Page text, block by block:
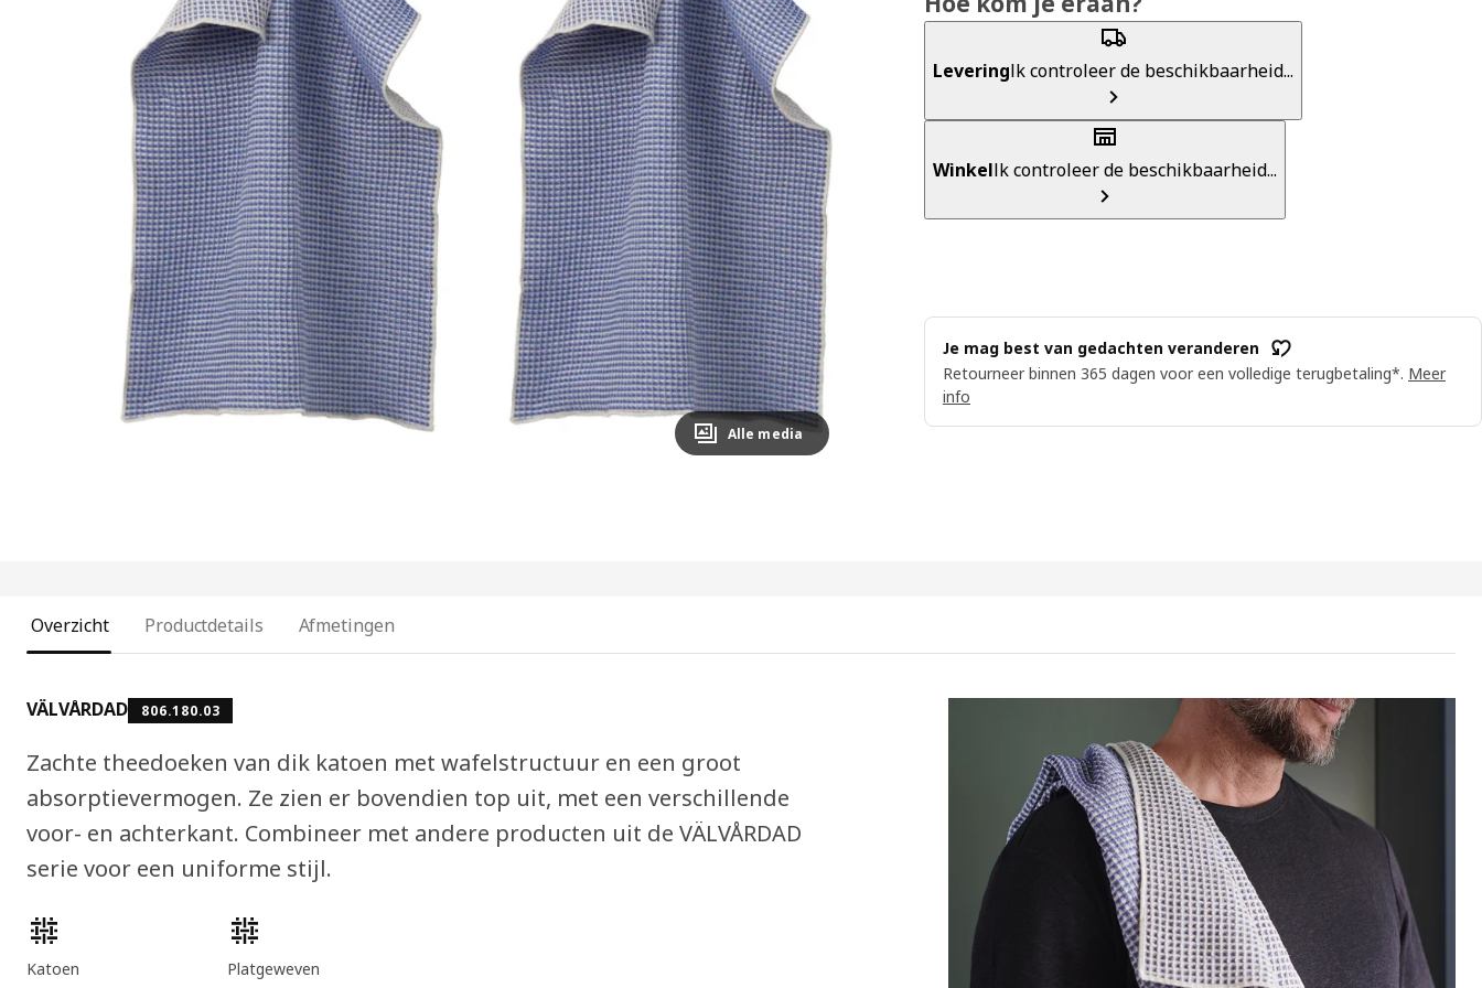
Image zoomed out, normal view
Alle media
LeveringIk controleer de beschikbaarheid...
WinkelIk controleer de beschikbaarheid...
Je mag best van gedachten veranderen
Retourneer binnen 365 dagen voor een volledige terugbetaling*. Meer
info
Overzicht Productdetails Afmetingen
VÄLVÅRDAD 806.180.03
Zachte theedoeken van dik katoen met wafelstructuur en een groot
absorptievermogen. Ze zien er bovendien top uit, met een verschillende
voor- en achterkant. Combineer met andere producten uit de VÄLVÅRDAD
serie voor een uniforme stijl.
Producteigenschappen
Katoen Platgeweven